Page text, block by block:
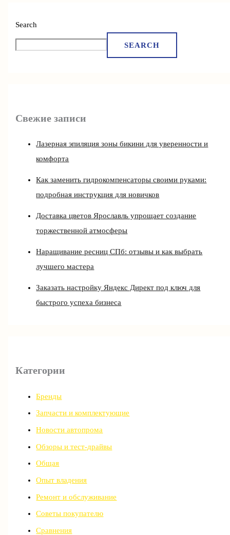
Search
SEARCH
Свежие записи
Лазерная эпиляция зоны бикини для уверенности и
комфорта
Как заменить гидрокомпенсаторы своими руками:
подробная инструкция для новичков
Доставка цветов Ярославль упрощает создание
торжественной атмосферы
Наращивание ресниц СПб: отзывы и как выбрать
лучшего мастера
Заказать настройку Яндекс Директ под ключ для
быстрого успеха бизнеса
Категории
Бренды
Запчасти и комплектующие
Новости автопрома
Обзоры и тест-драйвы
Общая
Опыт владения
Ремонт и обслуживание
Советы покупателю
Сравнения